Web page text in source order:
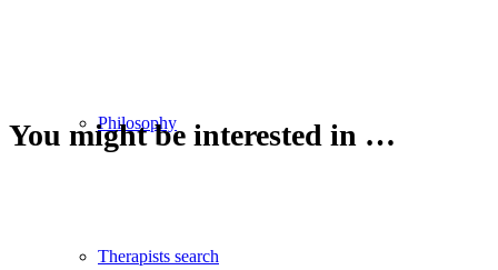
Philosophy
Therapists search
You might be interested in …